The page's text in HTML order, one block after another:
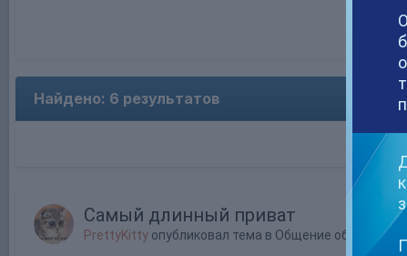
Найдено: 6 результатов
Самый длинный приват
PrettyKitty опубликовал тема в Общение обо всём